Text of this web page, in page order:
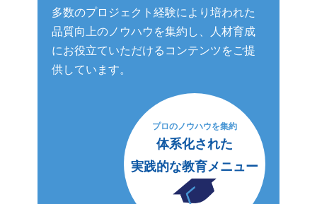
多数のプロジェクト経験により培われた
品質向上のノウハウを集約し、人材育成
にお役立ていただけるコンテンツをご提
供しています。
プロのノウハウを集約
体系化された
実践的な教育メニュー